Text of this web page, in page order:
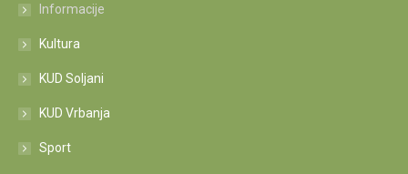
Informacije
Kultura
KUD Soljani
KUD Vrbanja
Sport